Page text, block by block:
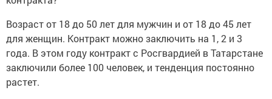
Возраст от 18 до 50 лет для мужчин и от 18 до 45 лет
для женщин. Контракт можно заключить на 1, 2 и 3
года. В этом году контракт с Росгвардией в Татарстане
заключили более 100 человек, и тенденция постоянно
растет.